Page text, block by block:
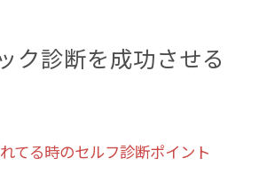
ク診断を成功させる
てる時のセルフ診断ポイント